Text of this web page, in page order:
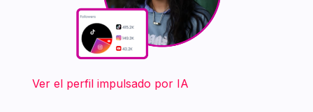
‍ ‍ ‍ ‍ ‍ ‍ ‍ Ver el perfil impulsado por IA